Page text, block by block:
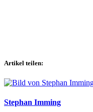
Artikel teilen:
Stephan Imming